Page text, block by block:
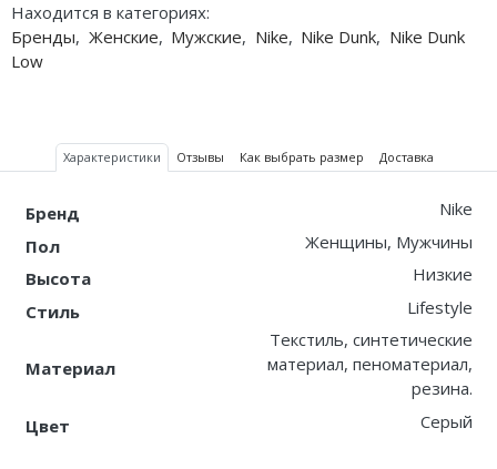
Находится в категориях:
Бренды, Женские, Мужские, Nike, Nike Dunk, Nike Dunk
Low
Характеристики Отзывы Как выбрать размер Доставка
Бренд
Nike
Пол
Женщины, Мужчины
Высота
Низкие
Стиль
Lifestyle
Материал
Текстиль, синтетические
материал, пеноматериал,
резина.
Цвет
Серый
Nike Kobe
Nike Foamposite